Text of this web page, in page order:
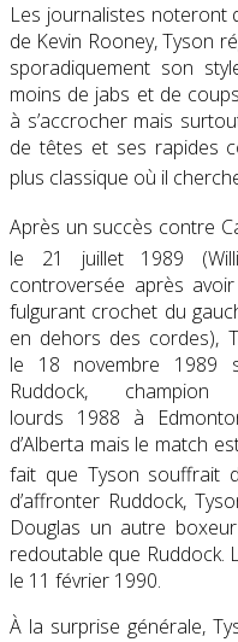
Les journalistes noteront
de Kevin Rooney, Tyson
sporadiquement son
moins de jabs et de
à s’accrocher mais
de têtes et ses rapides
plus classique où il
Après un succès contre
le 21 juillet 1989
controversée après
fulgurant crochet du
en dehors des cordes),
le 18 novembre 1989
Ruddock,
lourds 1988 à
d’Alberta mais le match
fait que Tyson souffrait
d’affronter Ruddock,
Douglas un autre
redoutable que Ruddock.
le 11 février 1990.
À la surprise générale,